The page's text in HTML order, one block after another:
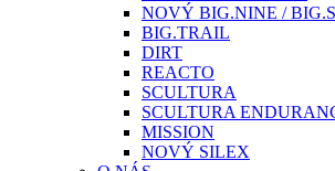
NOVÝ BIG.NINE /
BIG.TRAIL
DIRT
REACTO
SCULTURA
SCULTURA
MISSION
NOVÝ SILEX